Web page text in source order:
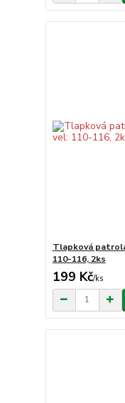
Tlapková
110-116, 2ks
199 Kč/ks